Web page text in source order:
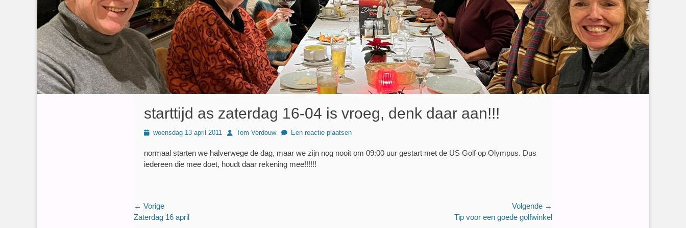
starttijd as zaterdag 16-04 is vroeg, denk daar aan!!!
Geplaatst
woensdag 13 april 2011 AuthorTom Verdouw Een reactie plaatsen
normaal starten we halverwege de dag, maar we zijn nog nooit om 09:00 uur gestart met de US Golf op Olympus. Dus
iedereen die mee doet, houdt daar rekening mee!!!!!!
Bericht
← Vorige
Vorig
Zaterdag 16 april
Volgende →
Tip voor een goede golfwinkel